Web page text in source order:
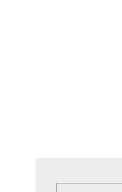
Rechercher :